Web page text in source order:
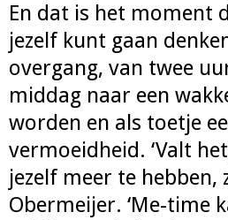
En dat is het moment
jezelf kunt gaan
overgang, van twee
middag naar een
worden en als toetje
vermoeidheid. ‘Valt
jezelf meer te
Obermeijer. ‘Me-time